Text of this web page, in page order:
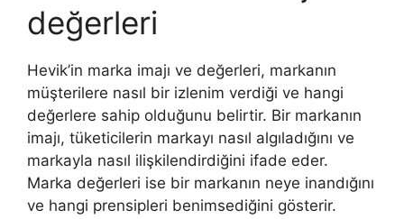
değerleri
Hevik’in marka imajı ve değerleri, markanın
müşterilere nasıl bir izlenim verdiği ve hangi
değerlere sahip olduğunu belirtir. Bir markanın
imajı, tüketicilerin markayı nasıl algıladığını ve
markayla nasıl ilişkilendirdiğini ifade eder.
Marka değerleri ise bir markanın neye inandığını
ve hangi prensipleri benimsediğini gösterir.